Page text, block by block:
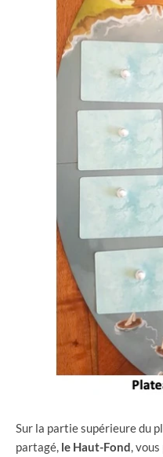
Sur la partie supérieure du
partagé, le Haut-Fond,